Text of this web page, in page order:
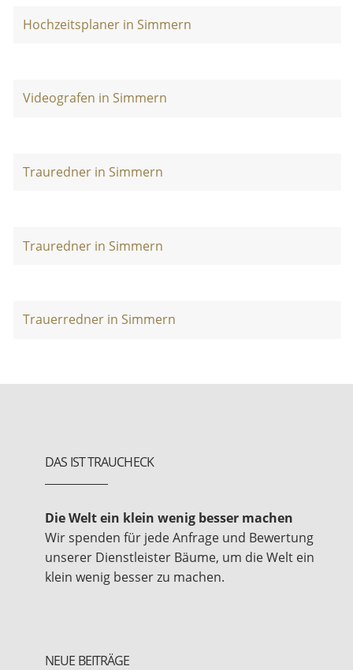
Hochzeitsplaner in Simmern
Videografen in Simmern
Trauredner in Simmern
Trauredner in Simmern
Trauerredner in Simmern
DAS IST TRAUCHECK
Die Welt ein klein wenig besser machen
Wir spenden für jede Anfrage und Bewertung
unserer Dienstleister Bäume, um die Welt ein
klein wenig besser zu machen.
NEUE BEITRÄGE